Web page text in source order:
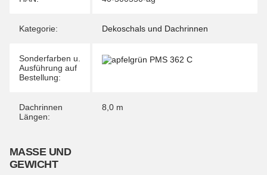
Kategorie: Dekoschals und Dachrinnen
Sonderfarben u.
Ausführung auf
Bestellung:
Dachrinnen
Längen:
8,0 m
MASSE UND G
EWICHT